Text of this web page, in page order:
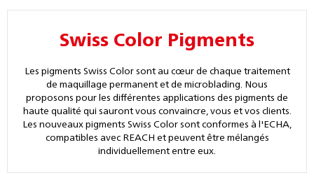
Swiss Color Pigments
Les pigments Swiss Color sont au cœur de chaque traitement
de maquillage permanent et de microblading. Nous
proposons pour les différentes applications des pigments de
haute qualité qui sauront vous convaincre, vous et vos clients.
Les nouveaux pigments Swiss Color sont conformes à l'ECHA,
compatibles avec REACH et peuvent être mélangés
individuellement entre eux.